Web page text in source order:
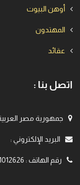
أوهن البيوت
المهتدون
عقائد
اتصل بنا :
جمهورية مصر
البريد الإلكتروني :
رقم الهاتف :